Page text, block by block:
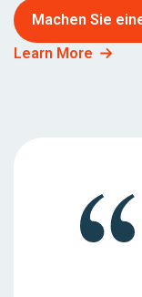
Machen Sie
Learn More